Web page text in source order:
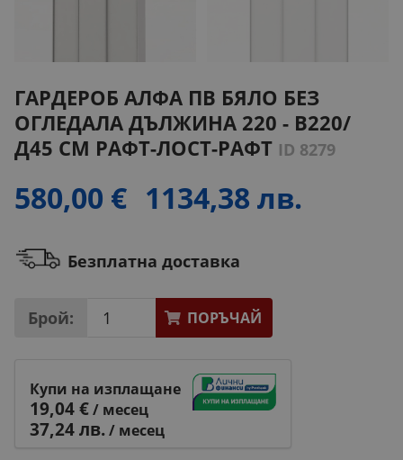
ГАРДЕРОБ АЛФА ПВ БЯЛО БЕЗ
ОГЛЕДАЛА ДЪЛЖИНА 220 - В220/
Д45 СМ РАФТ-ЛОСТ-РАФТ ID 8279
580,00 € 1134,38 лв.
Безплатна доставка
Брой: ПОРЪЧАЙ
Купи на изплащане
19,04 €/ месец
37,24 лв./ месец